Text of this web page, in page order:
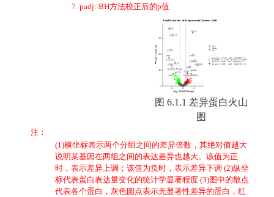
padj: BH方法校正后的p值
图 6.1.1 差异蛋白火山
图
注：
(1)横坐标表示两个分组之间的差异倍数，其绝对值越大
说明某基因在两组之间的表达差异也越大。该值为正
时，表示差异上调；该值为负时，表示差异下调 (2)纵坐
标代表蛋白表达量变化的统计学显著程度 (3)图中的散点
代表各个蛋白，灰色圆点表示无显著性差异的蛋白，红